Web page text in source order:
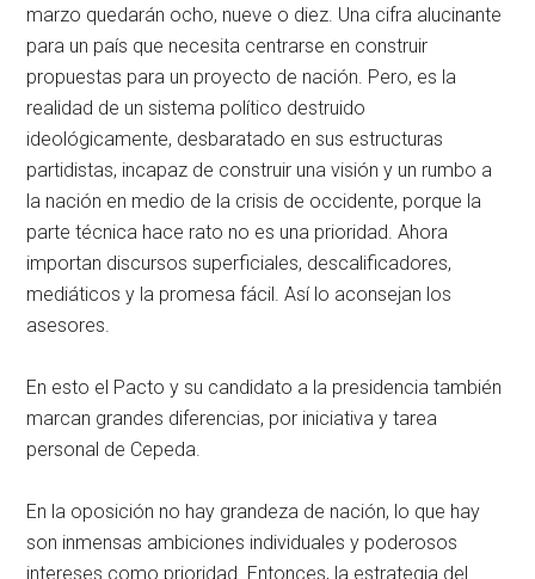
marzo quedarán ocho, nueve o diez. Una cifra alucinante
para un país que necesita centrarse en construir
propuestas para un proyecto de nación. Pero, es la
realidad de un sistema político destruido
ideológicamente, desbaratado en sus estructuras
partidistas, incapaz de construir una visión y un rumbo a
la nación en medio de la crisis de occidente, porque la
parte técnica hace rato no es una prioridad. Ahora
importan discursos superficiales, descalificadores,
mediáticos y la promesa fácil. Así lo aconsejan los
asesores.
En esto el Pacto y su candidato a la presidencia también
marcan grandes diferencias, por iniciativa y tarea
personal de Cepeda.
En la oposición no hay grandeza de nación, lo que hay
son inmensas ambiciones individuales y poderosos
intereses como prioridad. Entonces, la estrategia del